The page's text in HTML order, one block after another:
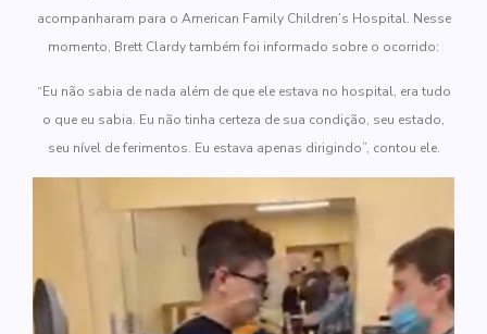
acompanharam para o American Family Children’s Hospital. Nesse
momento, Brett Clardy também foi informado sobre o ocorrido:
“Eu não sabia de nada além de que ele estava no hospital, era tudo
o que eu sabia. Eu não tinha certeza de sua condição, seu estado,
seu nível de ferimentos. Eu estava apenas dirigindo”, contou ele.